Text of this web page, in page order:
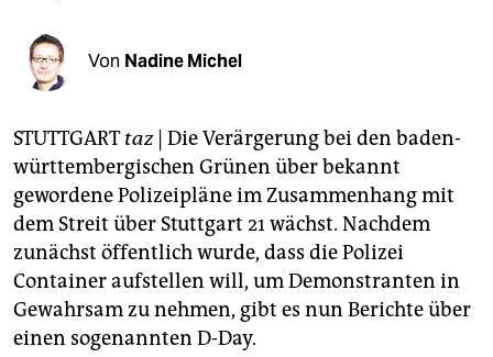
shop
fragen & hilfe
unterstützen
abo
genossenschaft
epaper login
Von Nadine Michel
STUTTGARTtaz| Die Verärgerung bei den baden-
württembergischen Grünen über bekannt
gewordene Polizeipläne im Zusammenhang mit
dem Streit über Stuttgart 21 wächst. Nachdem
zunächst öffentlich wurde, dass die Polizei
Container aufstellen will, um Demonstranten in
Gewahrsam zu nehmen, gibt es nun Berichte über
einen sogenannten D-Day.